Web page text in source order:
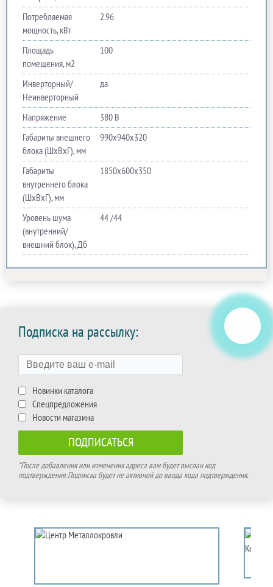
Потребляемая
мощность, кВт
2.96
Площадь
помещения, м2
100
Инверторный/
Неинверторный
да
Напряжение
380 В
Габариты внешнего
блока (ШхВхГ), мм
990x940x320
Габариты
внутреннего блока
(ШхВхГ), мм
1850x600x350
Уровень шума
(внутренний/
внешний блок), Дб
44 /44
Подписка на рассылку:
Новинки каталога
Спецпредложения
Новости магазина
*После добавления или изменения адреса вам будет выслан код
подтверждения. Подписка будет не активной до ввода кода подтверждения.